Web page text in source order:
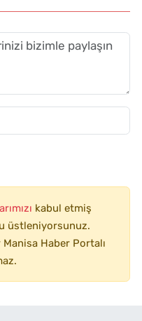
kabul etmiş
üstleniyorsunuz.
Haber Portalı